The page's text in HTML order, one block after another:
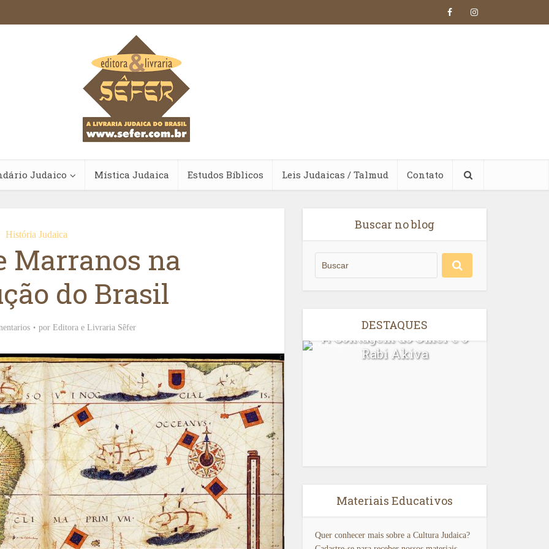
Judaico Mística Judaica Estudos Bíblicos Leis Judaicas / Talmud Contato
História Judaica
Marranos na
do Brasil
por Editora e Livraria Sêfer
Buscar no blog
DESTAQUES
do Chamêts
A torre do relógio
A Contagem do Ômer e o
Rabi Akiva
Materiais Educativos
Quer conhecer mais sobre a Cultura Judaica?